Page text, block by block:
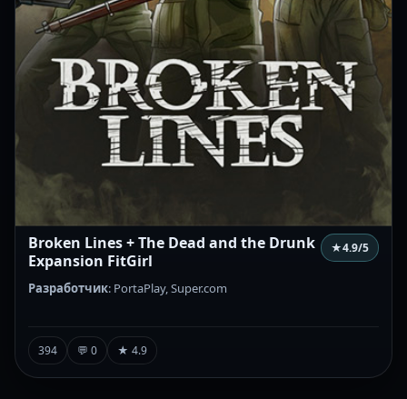
Broken Lines + The Dead and the Drunk
Expansion FitGirl
★4.9/5
Разработчик: PortaPlay, Super.com
394 💬 0 ★ 4.9